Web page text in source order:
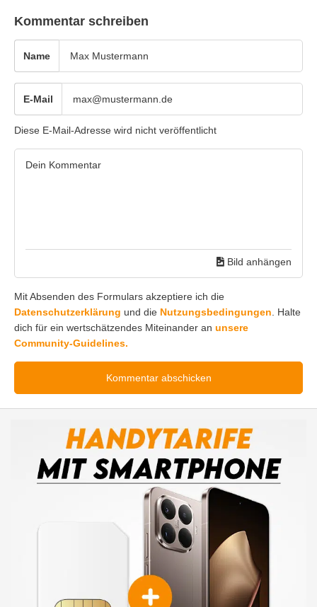
Kommentar schreiben
Name
E-Mail
Diese E-Mail-Adresse wird nicht veröffentlicht
Bild anhängen
Mit Absenden des Formulars akzeptiere ich die
Datenschutzerklärung und die Nutzungsbedingungen. Halte
dich für ein wertschätzendes Miteinander an unsere
Community-Guidelines.